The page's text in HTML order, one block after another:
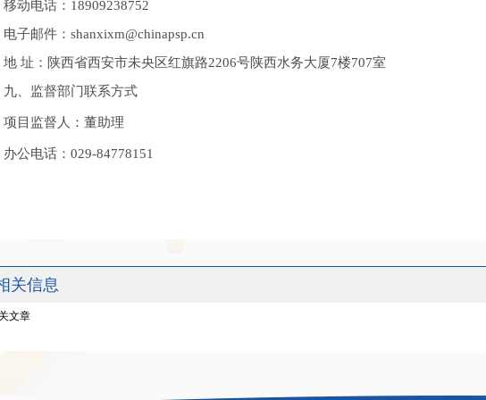
移动电话：18909238752
电子邮件：shanxixm@chinapsp.cn
地 址：陕西省西安市未央区红旗路2206号陕西水务大厦7楼707室
九、监督部门联系方式
项目监督人：董助理
办公电话：029-84778151
关信息
文章